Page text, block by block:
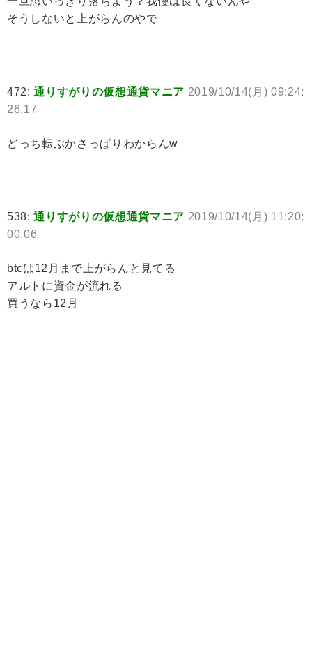
そうしないと上がらんのやで
472:通りすがりの仮想通貨マニア 2019/10/14(月) 09:24:
26.17
どっち転ぶかさっぱりわからんw
538:通りすがりの仮想通貨マニア 2019/10/14(月) 11:20:
00.06
btcは12月まで上がらんと見てる
アルトに資金が流れる
買うなら12月